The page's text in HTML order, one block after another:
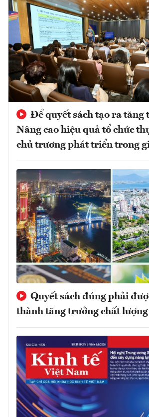
Để quyết sách tạo ra tăng
Nâng cao hiệu quả tổ chức
chủ trương phát triển trong
Quyết sách đúng phải
thành tăng trưởng chất lượng